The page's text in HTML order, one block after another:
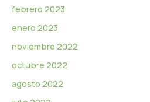
febrero 2023
enero 2023
noviembre 2022
octubre 2022
agosto 2022